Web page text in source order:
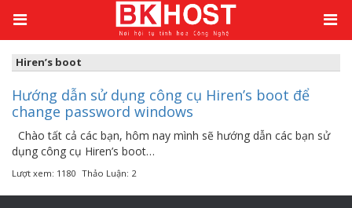
Kiến thức Hiren's boot
Hiren’s boot
Hướng dẫn sử dụng công cụ Hiren’s boot để
change password windows
Chào tất cả các bạn, hôm nay mình sẽ hướng dẫn các bạn sử
dụng công cụ Hiren’s boot…
Lượt xem: 1180 Thảo Luận: 2